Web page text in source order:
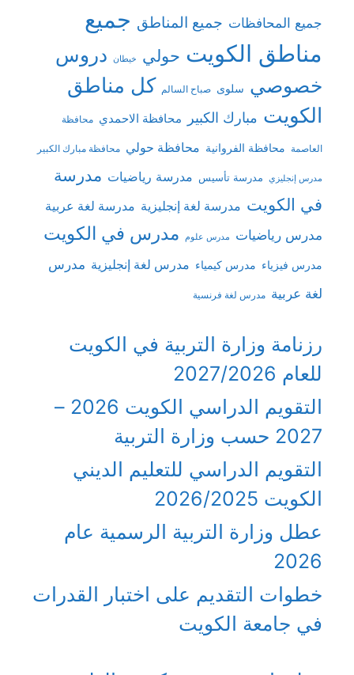
جميع المحافظات جميع المناطق جميع
مناطق الكويت حولي خيطان دروس
خصوصي سلوى صباح السالم كل مناطق
الكويت مبارك الكبير محافظة الاحمدي محافظة
العاصمة محافظة الفروانية محافظة حولي محافظة مبارك الكبير
مدرس إنجليزي مدرسة تأسيس مدرسة رياضيات مدرسة
في الكويت مدرسة لغة إنجليزية مدرسة لغة عربية
مدرس رياضيات مدرس علوم مدرس في الكويت
مدرس فيزياء مدرس كيمياء مدرس لغة إنجليزية مدرس
لغة عربية مدرس لغة فرنسية
رزنامة وزارة التربية في الكويت
للعام 2027/2026
التقويم الدراسي الكويت 2026 –
2027 حسب وزارة التربية
التقويم الدراسي للتعليم الديني
الكويت 2026/2025
عطل وزارة التربية الرسمية عام
2026
خطوات التقديم على اختبار القدرات
في جامعة الكويت